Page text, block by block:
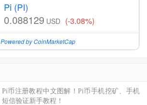
Pi (PI)
0.088129 USD (-3.08%)
Powered by CoinMarketCap
Pi币注册教程中文图解！Pi币手机挖矿、手机
短信验证新手教程！